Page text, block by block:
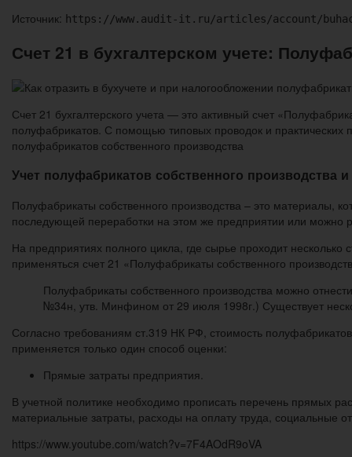
Источник: https://www.audit-it.ru/articles/account/
Счет 21 в бухгалтерском учете:
Счет 21 бухгалтерского учета — это активный счет
полуфабрикатов. С помощью типовых проводок и
полуфабрикатов собственного производства
Учет полуфабрикатов собственного производства
Полуфабрикаты собственного производства – это материалы,
последующей переработки на этом же предприятии или можно
На предприятиях полного цикла, где сырье проходит
применяться счет 21 «Полуфабрикаты собственного
Полуфабрикаты собственного производства можно
№34н, утв. Минфином от 29 июля 1998г.) Существует
Согласно требованиям ст.319 НК РФ, стоимость
применяется только один способ оценки:
Прямые затраты предприятия.
В учетной политике необходимо прописать перечень прямых
материальные затраты, расходы на оплату труда, социальные
https://www.youtube.com/watch?v=7F4AOdR9oVA